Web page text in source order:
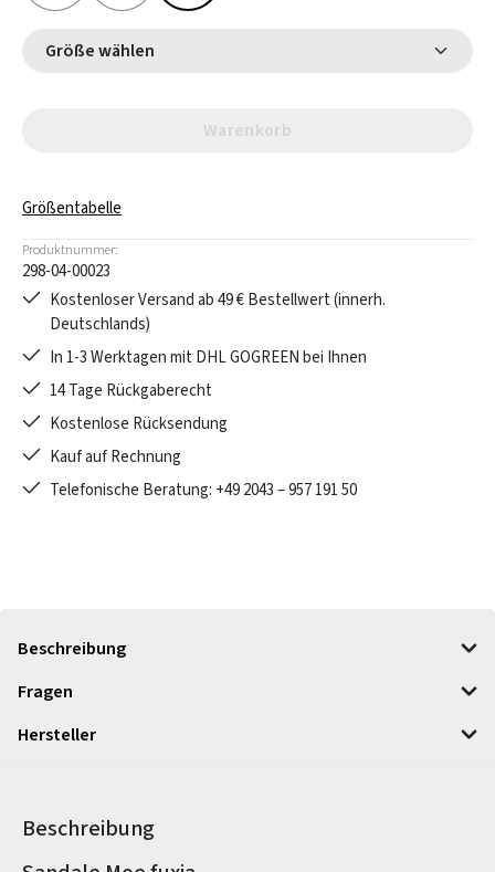
Größe wählen
Warenkorb
Größentabelle
Produktnummer:
298-04-00023
Kostenloser Versand ab 49 € Bestellwert (innerh.
Deutschlands)
In 1-3 Werktagen mit DHL GOGREEN bei Ihnen
14 Tage Rückgaberecht
Kostenlose Rücksendung
Kauf auf Rechnung
Telefonische Beratung: +49 2043 – 957 191 50
Beschreibung
Fragen
Hersteller
Beschreibung